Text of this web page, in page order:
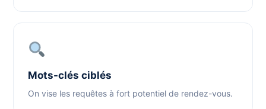
Mots-clés ciblés
On vise les requêtes à fort potentiel de rendez-vous.